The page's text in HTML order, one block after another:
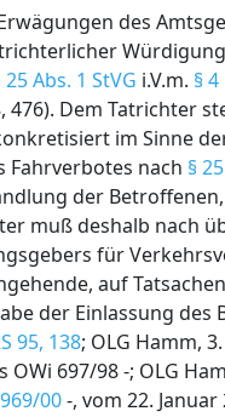
des
25 Abs. 1 StVG i.V.m. §
476). Dem
im Sinne
Fahrverbotes nach §
der
muß deshalb nach
für
auf
der Einlassung des
95, 138; OLG Hamm,
697/98 -; OLG
00-, vom 22. Januar